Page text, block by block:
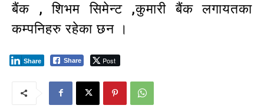
बैंक , शिभम सिमेन्ट ,कुमारी बैंक लगायतका
कम्पनिहरु रहेका छन ।
Share Post
Share